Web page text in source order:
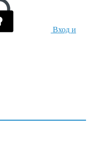
Вход и